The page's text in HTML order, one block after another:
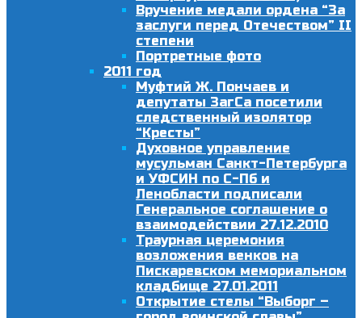
Вручение медали ордена “За
заслуги перед Отечеством” II
степени
Портретные фото
2011 год
Муфтий Ж. Пончаев и
депутаты ЗагСа посетили
следственный изолятор
“Кресты”
Духовное управление
мусульман Санкт-Петербурга
и УФСИН по С-Пб и
Ленобласти подписали
Генеральное соглашение о
взаимодействии 27.12.2010
Траурная церемония
возложения венков на
Пискаревском мемориальном
кладбище 27.01.2011
Открытие стелы “Выборг –